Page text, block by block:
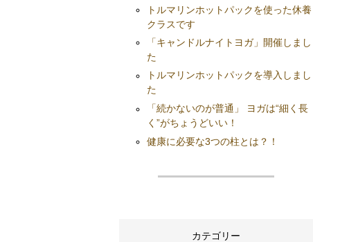
トルマリンホットパックを使った休養
クラスです
「キャンドルナイトヨガ」開催しまし
た
トルマリンホットパックを導入しまし
た
「続かないのが普通」 ヨガは“細く長
く”がちょうどいい！
健康に必要な3つの柱とは？！
カテゴリー